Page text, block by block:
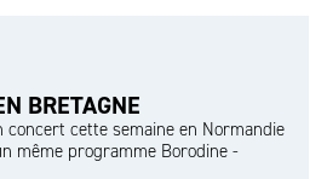
BRETAGNE
concert cette semaine en Normandie
même programme Borodine -